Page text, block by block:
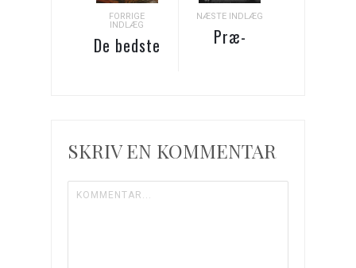
FORRIGE
INDLÆG
De bedste
NÆSTE INDLÆG
Præ-
deres
egen
SKRIV EN KOMMENTAR